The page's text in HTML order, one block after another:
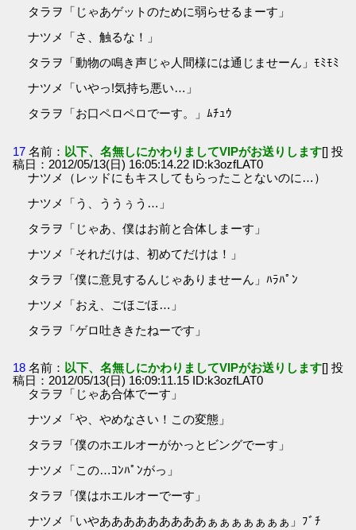
タラヲ「じゃあゲットのために弱らせるまーす」
ナツメ「さ、触るな！」
タラヲ「動物の鳴き声じゃ人間様には通じませーん」ﾓﾐﾓﾐ
ナツメ「いやっ!気持ち悪い…」
タラヲ「お口ペロペロでーす。」ﾑﾁｭｳ
17 名前： 以下、名無しにかわりましてVIPがお送りします[] 投
稿日：2012/05/13(日) 16:05:14.22 ID:k3ozfLAT0
ナツメ（レッドにもキスしてもらったことないのに…）
ナツメ「う、ううぅう…」
タラヲ「じゃあ、僕はお前と合体しまーす」
ナツメ「それだけは、初めてだけは！」
タラヲ「僕に意見するんじゃありませーん」ﾊﾗﾊﾟﾝ
ナツメ「おえ、ごほごほ…」
タラヲ「ゲロ吐ききたねーです」
18 名前： 以下、名無しにかわりましてVIPがお送りします[] 投
稿日：2012/05/13(日) 16:09:11.15 ID:k3ozfLAT0
タラヲ「じゃあ合体でーす」
ナツメ「や、やめなさい！この変態」
タラヲ「僕のホエルオーがかっとビングでーす」
ナツメ「この…ｺﾝﾊﾟﾝがっ」
タラヲ「僕はホエルオーでーす」
ナツメ「いやあああああああああぁぁぁぁぁぁぁ」ﾌﾞﾁ